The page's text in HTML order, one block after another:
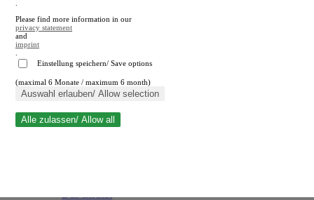
Suche schließen
Please find more information in our
privacy statement
and
imprint
Einstellung speichern/ Save options
(maximal 6 Monate / maximum 6 month)
Auswahl erlauben/ Allow selection
Alle zulassen/ Allow all